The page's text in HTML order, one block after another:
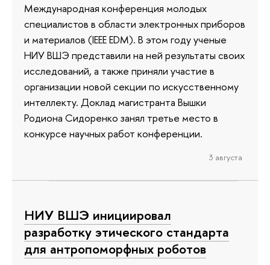
Международная конференция молодых
специалистов в области электронных приборов
и материалов (IEEE EDM). В этом году ученые
НИУ ВШЭ представили на ней результаты своих
исследований, а также приняли участие в
организации новой секции по искусственному
интеллекту. Доклад магистранта Вышки
Родиона Сидоренко занял третье место в
конкурсе научных работ конференции.
3 августа
НИУ ВШЭ инициировал
разработку этического стандарта
для антропоморфных роботов